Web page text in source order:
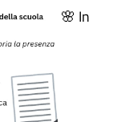
🌸 In